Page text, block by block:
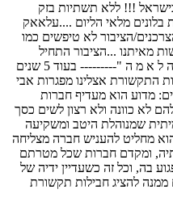
!!! ללא תשתיות בזק
בלונים מלאי הליום ....עלאאק
הציבור לא טיפשים כמו
מאיתנו ...הציבור התחיל
להשתמש בהגדרה הנכונה- " ה ל א מ ה "--------- בעוד 5 שנים
התקשורת אצלינו מפגרות אבי
מדוע הוא מעדיף חברות
להם לא כוונה ולא רצון לשים כסך
שמנוהלת היטב ומשקיעה
מחליט להעניש חברה מצליחה
מחזיק 70% ממניותיה, ומקדם חברות שכל מטרתם
בה, וכל זה כשעדיין ידיה של
ממנה להציג חבילות תקשורת